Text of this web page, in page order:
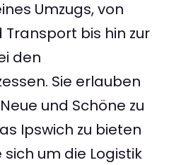
Umzugs, von
bis hin zur
den
Sie erlauben
und Schöne zu
Ipswich zu bieten
um die Logistik